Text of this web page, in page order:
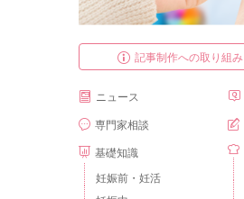
記事制作への取り組み
ニュース
専門家相談
基礎知識
妊娠前・妊活